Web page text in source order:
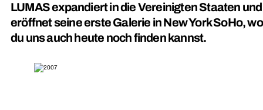
LUMAS expandiert in die Vereinigten Staaten und
eröffnet seine erste Galerie in New York SoHo, wo
du uns auch heute noch finden kannst.